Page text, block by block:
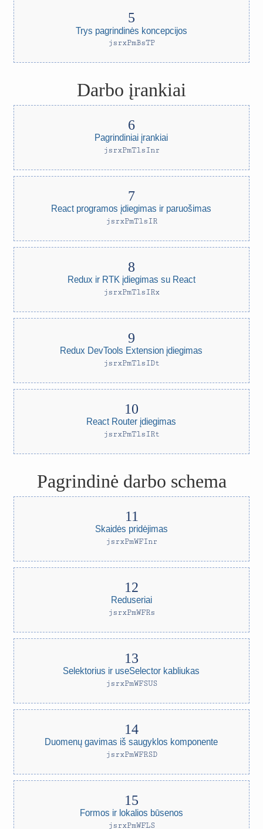
Trys pagrindinės koncepcijos
jsrxPmBsTP
Darbo įrankiai
Pagrindiniai įrankiai
jsrxPmTlsInr
React programos įdiegimas ir paruošimas
jsrxPmTlsIR
Redux ir RTK įdiegimas su React
jsrxPmTlsIRx
Redux DevTools Extension įdiegimas
jsrxPmTlsIDt
React Router įdiegimas
jsrxPmTlsIRt
Pagrindinė darbo schema
Skaidės pridėjimas
jsrxPmWFInr
Reduseriai
jsrxPmWFRs
Selektorius ir useSelector kabliukas
jsrxPmWFSUS
Duomenų gavimas iš saugyklos komponente
jsrxPmWFRSD
Formos ir lokalios būsenos
jsrxPmWFLS